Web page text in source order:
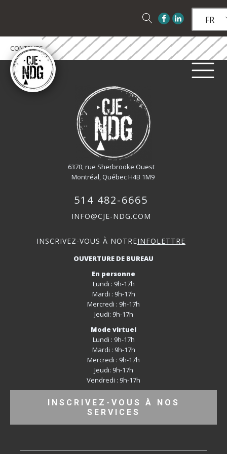
FR
CONTENTS
6370, rue Sherbrooke Ouest
Montréal, Québec H4B 1M9
514 482-6665
INFO@CJE-NDG.COM
INSCRIVEZ-VOUS À NOTREINFOLETTRE
OUVERTURE DE BUREAU
En personne
Lundi : 9h-17h
Mardi : 9h-17h
Mercredi : 9h-17h
Jeudi: 9h-17h
Mode virtuel
Lundi : 9h-17h
Mardi : 9h-17h
Mercredi : 9h-17h
Jeudi: 9h-17h
Vendredi : 9h-17h
INSCRIVEZ-VOUS À NOS
SERVICES